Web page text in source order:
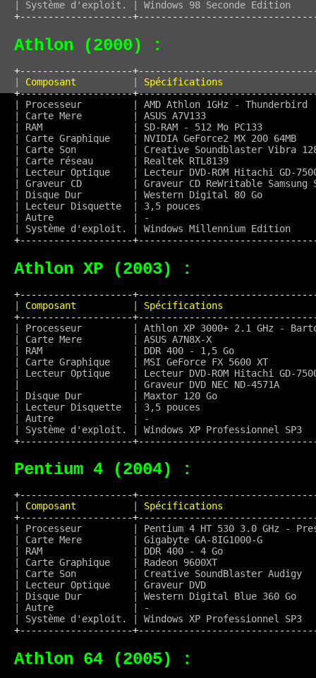
+--------------------
Athlon (2000) :
+--------------------
Composant
+--------------------
| Processeur         | AMD Athlon 1GHz
| Carte Mere         | ASUS A7V133
| RAM                | SD-RAM - 512 Mo
| Carte Graphique    | NVIDIA GeForce2
| Carte Son          | Creative
| Carte réseau       | Realtek
| Lecteur Optique    | Lecteur DVD-ROM
| Graveur CD         | Graveur CD
| Disque Dur         | Western Digital
| Lecteur Disquette  | 3,5 pouces
| Autre              | -
+--------------------
Athlon XP (2003) :
+--------------------
|
Composant |
+--------------------
| Processeur         | Athlon XP 3000+
| Carte Mere         | ASUS A7N8X-X
| RAM                | DDR 400 - 1,5 Go
| Carte Graphique    | MSI GeForce FX
| Lecteur Optique    | Lecteur DVD-ROM
|                    | Graveur DVD NEC
| Disque Dur         | Maxtor 120 Go
| Lecteur Disquette  | 3,5 pouces
| Autre              | -
+--------------------
Pentium 4 (2004) :
+--------------------
Composant
+--------------------
| Processeur         | Pentium 4 HT 530
| Carte Mere         | Gigabyte GA-
| RAM                | DDR 400 - 4 Go
| Carte Graphique    | Radeon
| Carte Son          | Creative
| Lecteur Optique    | Graveur DVD
| Disque Dur         | Western Digital
| Autre              | -
+--------------------
Athlon 64 (2005) :